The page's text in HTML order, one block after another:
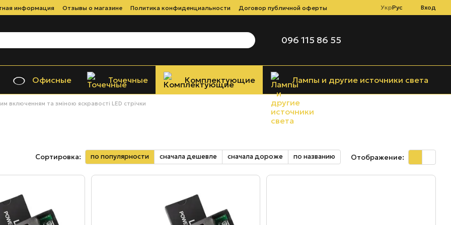
информация Отзывы о магазине Политика конфиденциальности Договор публичной оферты УкрРус Вход
096 115 86 55
Офисные Точечные Комплектующие Лампы и другие источники света
включенням та зміною яскравості LED стрічки
Сортировка: по популярности сначала дешевле сначала дороже по названию Отображение: